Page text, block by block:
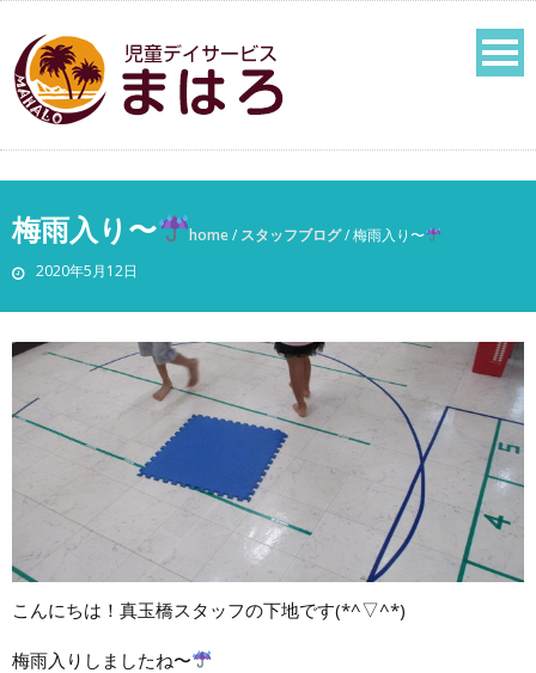
梅雨入り〜
2020年5月12日
home/ スタッフブログ/梅雨入り〜
こんにちは！真玉橋スタッフの下地です(*^▽^*)
梅雨入りしましたね〜